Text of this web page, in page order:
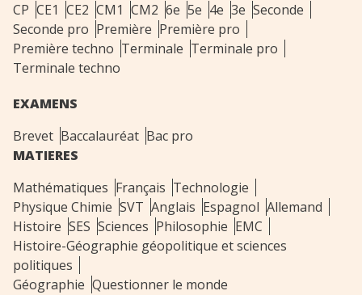
CP CE1 CE2 CM1 CM2 6e 5e 4e 3e Seconde
Seconde pro Première Première pro
Première techno Terminale Terminale pro
Terminale techno
EXAMENS
Brevet Baccalauréat Bac pro
MATIERES
Mathématiques Français Technologie
Physique Chimie SVT Anglais Espagnol Allemand
Histoire SES Sciences Philosophie EMC
Histoire-Géographie géopolitique et sciences
politiques
Géographie Questionner le monde